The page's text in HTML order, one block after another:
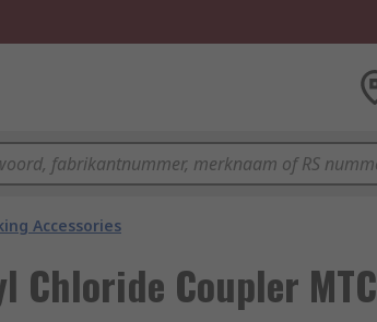
Accessories
Chloride Coupler MTC